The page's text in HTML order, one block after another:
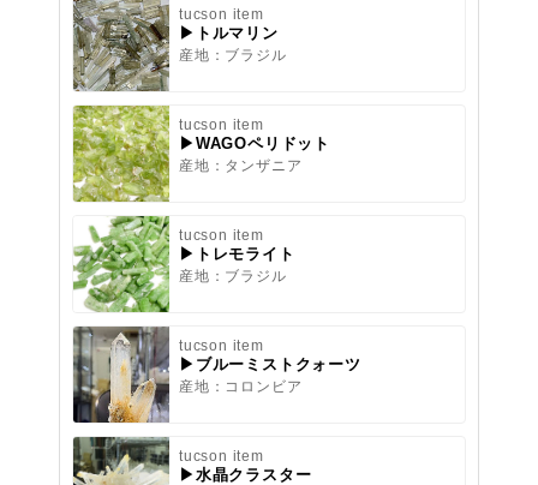
tucson item
▶トルマリン
産地：ブラジル
tucson item
▶WAGOペリドット
産地：タンザニア
tucson item
▶トレモライト
産地：ブラジル
tucson item
▶ブルーミストクォーツ
産地：コロンビア
tucson item
▶水晶クラスター